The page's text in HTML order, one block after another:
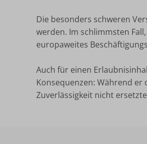
Die besonders schweren
werden. Im schlimmsten
europaweites
Auch für einen
Konsequenzen: Während er
Zuverlässigkeit nicht